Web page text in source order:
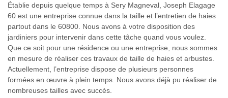
Établie depuis quelque temps à Sery Magneval, Joseph Elagage
60 est une entreprise connue dans la taille et l’entretien de haies
partout dans le 60800. Nous avons à votre disposition des
jardiniers pour intervenir dans cette tâche quand vous voulez.
Que ce soit pour une résidence ou une entreprise, nous sommes
en mesure de réaliser ces travaux de taille de haies et arbustes.
Actuellement, l’entreprise dispose de plusieurs personnes
formées en œuvre à plein temps. Nous avons déjà pu réaliser de
nombreuses tailles avec succès.